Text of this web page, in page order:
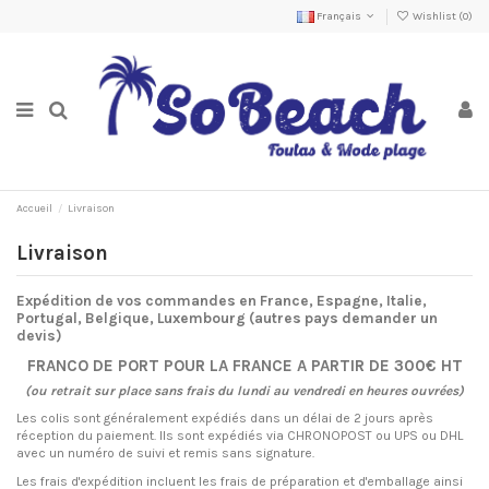
Français Wishlist (0)
Accueil Livraison
Livraison
Expédition de vos commandes en France, Espagne, Italie,
Portugal, Belgique, Luxembourg (autres pays demander un
devis)
FRANCO DE PORT POUR LA FRANCE A PARTIR DE 300€ HT
(ou retrait sur place sans frais du lundi au vendredi en heures ouvrées)
Les colis sont généralement expédiés dans un délai de 2 jours après
réception du paiement. Ils sont expédiés via CHRONOPOST ou UPS ou DHL
avec un numéro de suivi et remis sans signature.
Les frais d'expédition incluent les frais de préparation et d'emballage ainsi